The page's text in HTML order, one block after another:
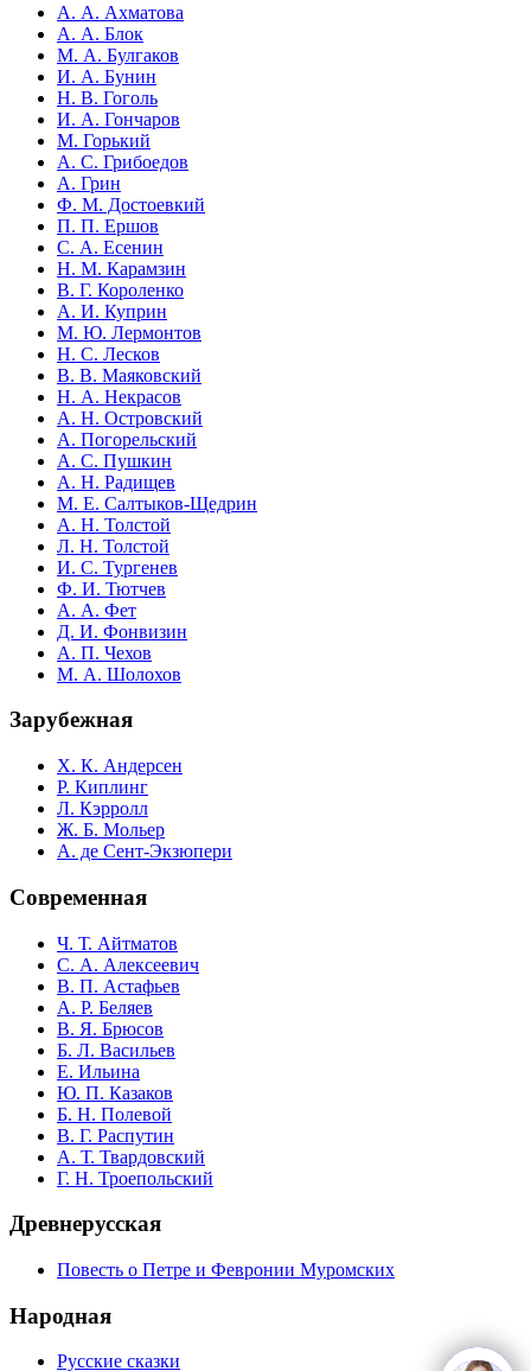
А. А. Ахматова
А. А. Блок
М. А. Булгаков
И. А. Бунин
Н. В. Гоголь
И. А. Гончаров
М. Горький
А. С. Грибоедов
А. Грин
Ф. М. Достоевкий
П. П. Ершов
С. А. Есенин
Н. М. Карамзин
В. Г. Короленко
А. И. Куприн
М. Ю. Лермонтов
Н. С. Лесков
В. В. Маяковский
Н. А. Некрасов
А. Н. Островский
А. Погорельский
А. С. Пушкин
А. Н. Радищев
М. Е. Салтыков-Щедрин
А. Н. Толстой
Л. Н. Толстой
И. С. Тургенев
Ф. И. Тютчев
А. А. Фет
Д. И. Фонвизин
А. П. Чехов
М. А. Шолохов
Зарубежная
Х. К. Андерсен
Р. Киплинг
Л. Кэрролл
Ж. Б. Мольер
А. де Сент-Экзюпери
Современная
Ч. Т. Айтматов
С. А. Алексеевич
В. П. Астафьев
А. Р. Беляев
В. Я. Брюсов
Б. Л. Васильев
Е. Ильина
Ю. П. Казаков
Б. Н. Полевой
В. Г. Распутин
А. Т. Твардовский
Г. Н. Троепольский
Древнерусская
Повесть о Петре и Февронии Муромских
Народная
Русские сказки